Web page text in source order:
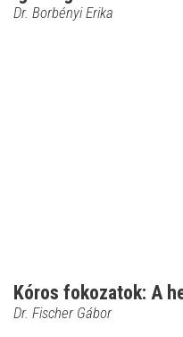
Dr. Borbényi Erika
Kóros fokozatok: A
Dr. Fischer Gábor